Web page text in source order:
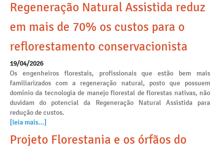
Regeneração Natural Assistida reduz
em mais de 70% os custos para o
reflorestamento conservacionista
19/04/2026
Os engenheiros florestais, profissionais que estão bem mais
familiarizados com a regeneração natural, posto que possuem
domínio da tecnologia de manejo florestal de florestas nativas, não
duvidam do potencial da Regeneração Natural Assistida para
redução de custos.
[leia mais...]
Projeto Florestania e os órfãos do